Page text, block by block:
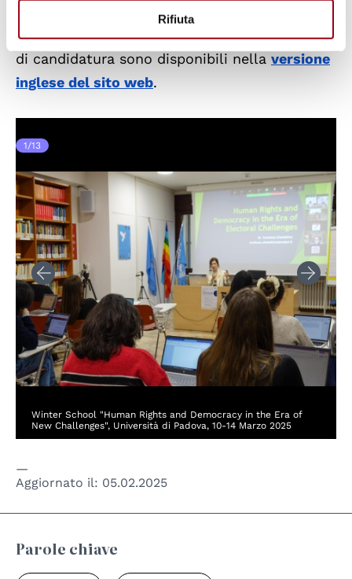
Rifiuta
Tutte le informazioni sulla suddivisione dei
moduli della Winter School e sulle modalità
di candidatura sono disponibili nella versione
inglese del sito web.
Winter School "Human Rights and Democracy in the Era of
New Challenges", Università di Padova, 10-14 Marzo 2025
1/13
Aggiornato il: 05.02.2025
Parole chiave